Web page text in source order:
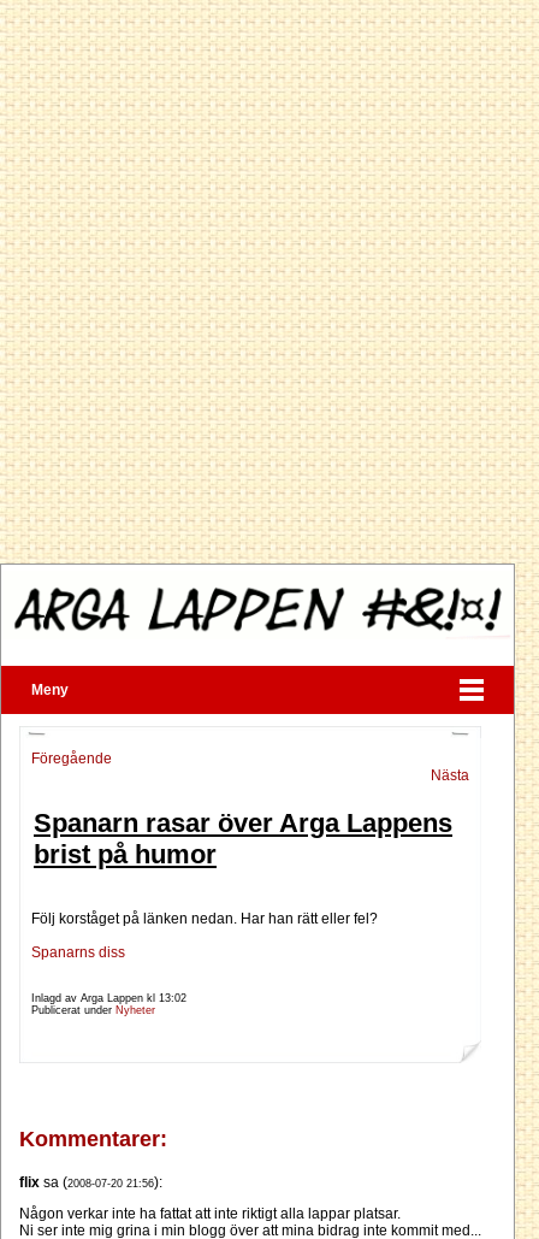
Meny
Föregående
Nästa
Spanarn rasar över Arga Lappens
brist på humor
Följ korståget på länken nedan. Har han rätt eller fel?
Spanarns diss
Inlagd av Arga Lappen kl 13:02
Publicerat under Nyheter
Kommentarer:
flix sa (2008-07-20 21:56):
Någon verkar inte ha fattat att inte riktigt alla lappar platsar.
Ni ser inte mig grina i min blogg över att mina bidrag inte kommit med...